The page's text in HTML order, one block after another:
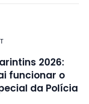
2026:
funcionar o
da Polícia